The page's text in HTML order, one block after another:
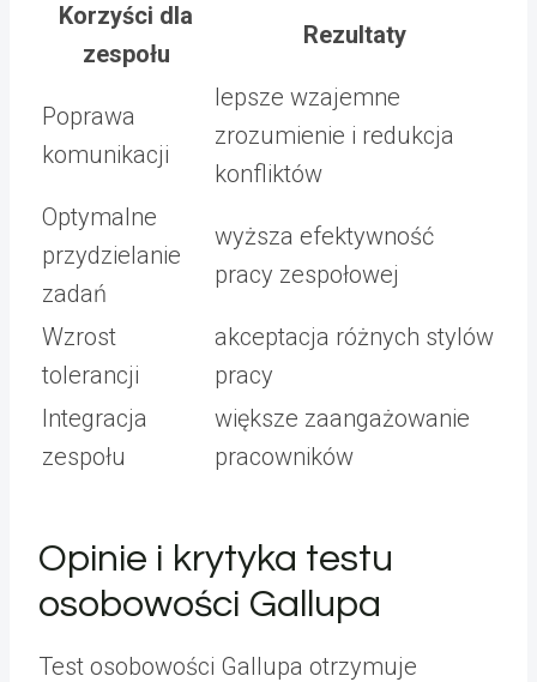
Korzyści dla
zespołu
Rezultaty
Poprawa
komunikacji
lepsze wzajemne
zrozumienie i redukcja
konfliktów
Optymalne
przydzielanie
zadań
wyższa efektywność
pracy zespołowej
Wzrost
tolerancji
akceptacja różnych stylów
pracy
Integracja
zespołu
większe zaangażowanie
pracowników
Opinie i krytyka testu
osobowości Gallupa
Test osobowości Gallupa otrzymuje